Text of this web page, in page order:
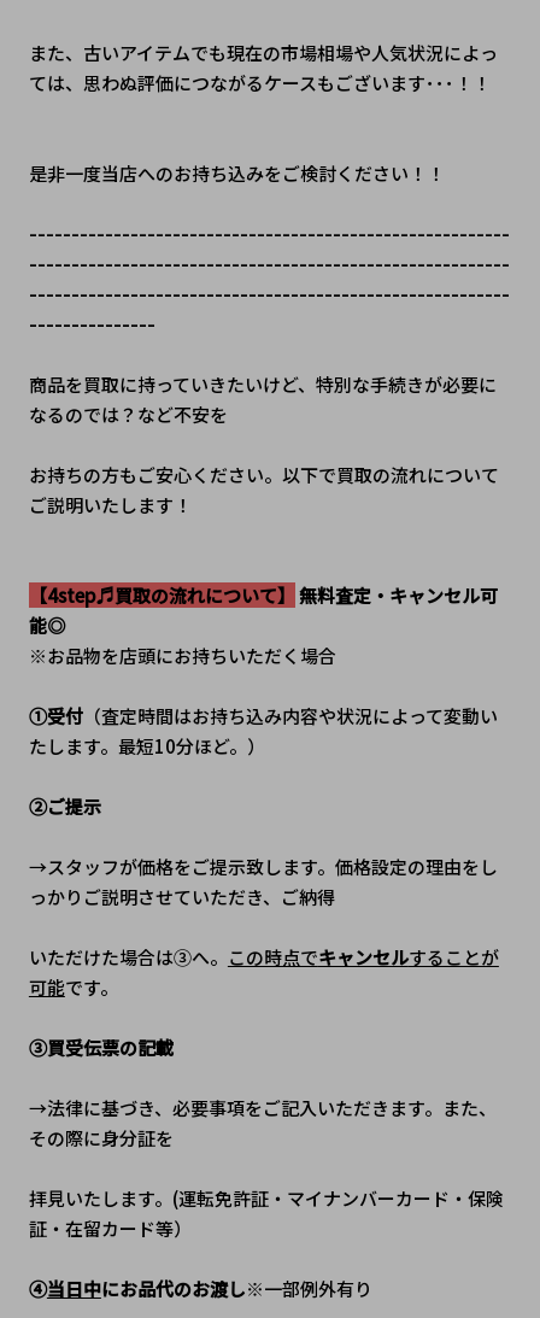
また、古いアイテムでも現在の市場相場や人気状況によっ
ては、思わぬ評価につながるケースもございます･･･！！
是非一度当店へのお持ち込みをご検討ください！！
---------------------------------------------------------
---------------------------------------------------------
---------------------------------------------------------
---------------
商品を買取に持っていきたいけど、特別な手続きが必要に
なるのでは？など不安を
お持ちの方もご安心ください。以下で買取の流れについて
ご説明いたします！
【4step♬買取の流れについて】 無料査定・キャンセル可
能◎
※お品物を店頭にお持ちいただく場合
①受付（査定時間はお持ち込み内容や状況によって変動い
たします。最短10分ほど。）
②ご提示
→スタッフが価格をご提示致します。価格設定の理由をし
っかりご説明させていただき、ご納得
いただけた場合は③へ。 この時点でキャンセルすることが
可能です。
③買受伝票の記載
→法律に基づき、必要事項をご記入いただきます。また、
その際に身分証を
拝見いたします。(運転免許証・マイナンバーカード・保険
証・在留カード等）
④当日中にお品代のお渡し※一部例外有り